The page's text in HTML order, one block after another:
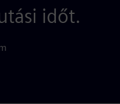
időt.